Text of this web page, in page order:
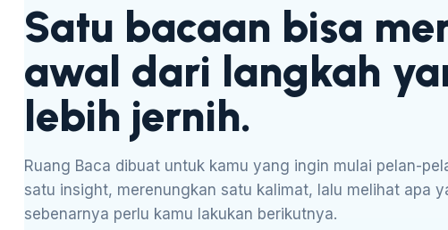
Satu bacaan bisa
awal dari langkah
lebih jernih.
Ruang Baca dibuat untuk kamu yang ingin mulai pelan-
satu insight, merenungkan satu kalimat, lalu melihat apa
sebenarnya perlu kamu lakukan berikutnya.